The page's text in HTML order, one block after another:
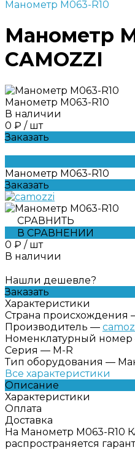
Манометр M063-R10
Манометр
CAMOZZI
Манометр M063-R10
В наличии
0 ₽ / шт
Заказать
Манометр M063-R10
Заказать
СРАВНИТЬ
В СРАВНЕНИИ
0 ₽ / шт
В наличии
Нашли дешевле?
Заказать
Характеристики
Страна происхождения
Производитель —
Номенклатурный номер
Серия — M-R
Тип оборудования —
Все характеристики
Описание
Характеристики
Оплата
Доставка
На Манометр M063-
распространяется